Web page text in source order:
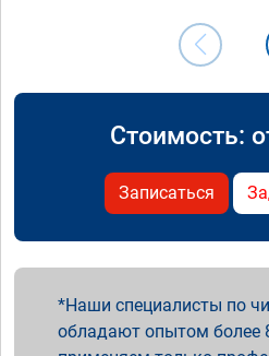
Стоимость:
Записаться
Наши специалисты по
обладают опытом более